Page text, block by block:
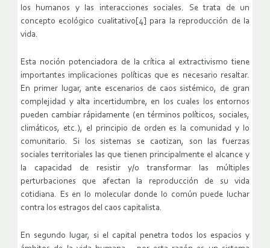
los humanos y las interacciones sociales. Se trata de un
concepto ecológico cualitativo[4] para la reproducción de la
vida.
Esta noción potenciadora de la crítica al extractivismo tiene
importantes implicaciones políticas que es necesario resaltar.
En primer lugar, ante escenarios de caos sistémico, de gran
complejidad y alta incertidumbre, en los cuales los entornos
pueden cambiar rápidamente (en términos políticos, sociales,
climáticos, etc.), el principio de orden es la comunidad y lo
comunitario. Si los sistemas se caotizan, son las fuerzas
sociales territoriales las que tienen principalmente el alcance y
la capacidad de resistir y/o transformar las múltiples
perturbaciones que afectan la reproducción de su vida
cotidiana. Es en lo molecular donde lo común puede luchar
contra los estragos del caos capitalista.
En segundo lugar, si el capital penetra todos los espacios y